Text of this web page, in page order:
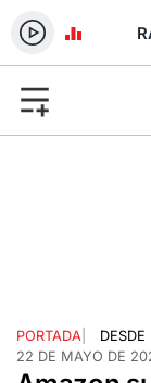
PORTADA
DESDE
22 DE MAYO DE